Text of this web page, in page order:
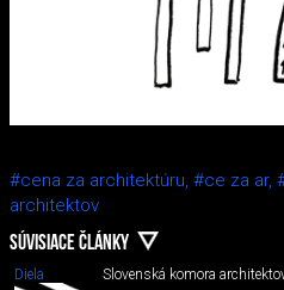
#cena za architektúru, #ce za ar,
architektov
SÚVISIACE ČLÁNKY
Diela Slovenská komora